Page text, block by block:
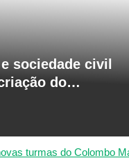
sociedade civil
do…